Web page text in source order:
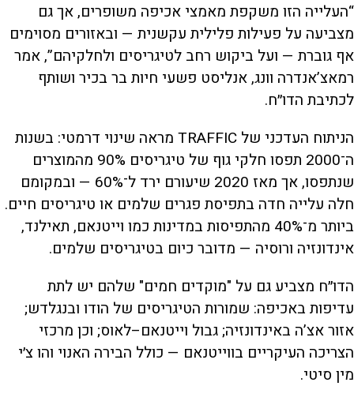
“העלייה הזו משקפת מאמצי אכיפה משופרים, אך גם
מצביעה על פעילות פלילית עקשנית — ובאזורים מסוימים
אף גוברת — ועל ביקוש רחב לטיגריסים ולחלקיהם”, אמר
רמאצ’אנדרה וונג, אנליסט פשעי חיות בר בכיר ושותף
לכתיבת הדו״ח.
הניתוח העדכני של TRAFFIC מראה שינוי דרמטי: בשנות
ה־2000 תפסו חלקי גוף של טיגריסים 90% מהמוצרים
שנתפסו, אך מאז 2020 שיעורם ירד ל־60% — ובמקומם
חלה עלייה חדה בתפיסת פגרים שלמים או טיגריסים חיים.
ביותר מ־40% מהתפיסות במדינות כמו וייטנאם, תאילנד,
אינדונזיה ורוסיה — מדובר כיום בטיגריסים שלמים.
הדו״ח מצביע גם על "מוקדים חמים" שלהם יש לתת
עדיפות באכיפה: שמורות הטיגריסים של הודו ובנגלדש;
אזור אצ’ה באינדונזיה; גבול וייטנאם–לאוס; וכן מרכזי
הצריכה העיקריים בווייטנאם — כולל הבירה האנוי והו צ׳י
מין סיטי.